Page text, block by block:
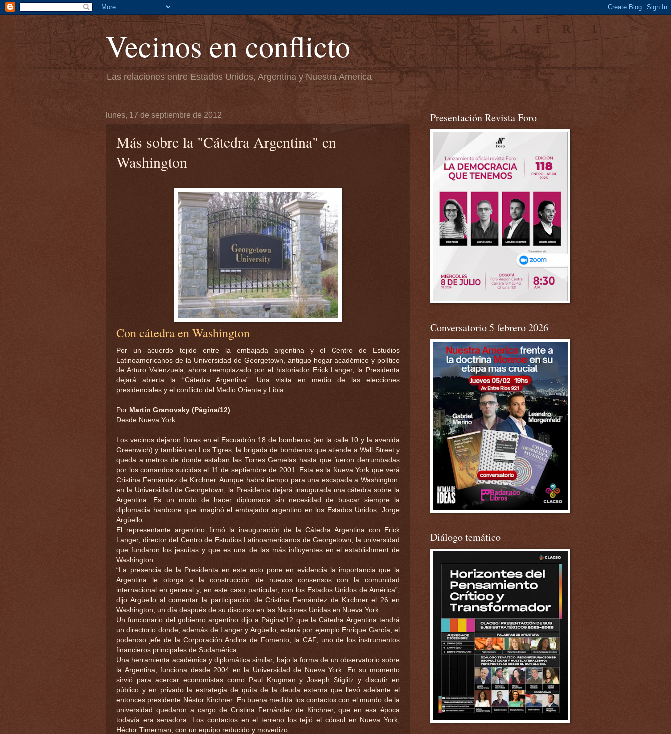
Vecinos en conflicto
Las relaciones entre Estados Unidos, Argentina y Nuestra América
lunes, 17 de septiembre de 2012
Más sobre la "Cátedra Argentina" en
Washington
Con cátedra en Washington
Por un acuerdo tejido entre la embajada argentina y el Centro de Estudios
Latinoamericanos de la Universidad de Georgetown, antiguo hogar académico y político
de Arturo Valenzuela, ahora reemplazado por el historiador Erick Langer, la Presidenta
dejará abierta la “Cátedra Argentina”. Una visita en medio de las elecciones
presidenciales y el conflicto del Medio Oriente y Libia.
Por Martín Granovsky (Página/12)
Desde Nueva York
Los vecinos dejaron flores en el Escuadrón 18 de bomberos (en la calle 10 y la avenida
Greenwich) y también en Los Tigres, la brigada de bomberos que atiende a Wall Street y
queda a metros de donde estaban las Torres Gemelas hasta que fueron derrumbadas
por los comandos suicidas el 11 de septiembre de 2001. Esta es la Nueva York que verá
Cristina Fernández de Kirchner. Aunque habrá tiempo para una escapada a Washington:
en la Universidad de Georgetown, la Presidenta dejará inaugurada una cátedra sobre la
Argentina. Es un modo de hacer diplomacia sin necesidad de buscar siempre la
diplomacia hardcore que imaginó el embajador argentino en los Estados Unidos, Jorge
Argüello.
El representante argentino firmó la inauguración de la Cátedra Argentina con Erick
Langer, director del Centro de Estudios Latinoamericanos de Georgetown, la universidad
que fundaron los jesuitas y que es una de las más influyentes en el establishment de
Washington.
“La presencia de la Presidenta en este acto pone en evidencia la importancia que la
Argentina le otorga a la construcción de nuevos consensos con la comunidad
internacional en general y, en este caso particular, con los Estados Unidos de América”,
dijo Argüello al comentar la participación de Cristina Fernández de Kirchner el 26 en
Washington, un día después de su discurso en las Naciones Unidas en Nueva York.
Un funcionario del gobierno argentino dijo a Página/12 que la Cátedra Argentina tendrá
un directorio donde, además de Langer y Argüello, estará por ejemplo Enrique García, el
poderoso jefe de la Corporación Andina de Fomento, la CAF, uno de los instrumentos
financieros principales de Sudamérica.
Una herramienta académica y diplomática similar, bajo la forma de un observatorio sobre
la Argentina, funciona desde 2004 en la Universidad de Nueva York. En su momento
sirvió para acercar economistas como Paul Krugman y Joseph Stiglitz y discutir en
público y en privado la estrategia de quita de la deuda externa que llevó adelante el
entonces presidente Néstor Kirchner. En buena medida los contactos con el mundo de la
universidad quedaron a cargo de Cristina Fernández de Kirchner, que en esa época
todavía era senadora. Los contactos en el terreno los tejió el cónsul en Nueva York,
Héctor Timerman, con un equipo reducido y movedizo.
Presentación Revista Foro
Conversatorio 5 febrero 2026
Diálogo temático